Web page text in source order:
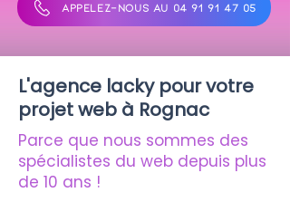
APPELEZ-NOUS AU 04 91 91 47 05
L'agence lacky pour votre
projet web à Rognac
Parce que nous sommes des
spécialistes du web depuis plus
de 10 ans !